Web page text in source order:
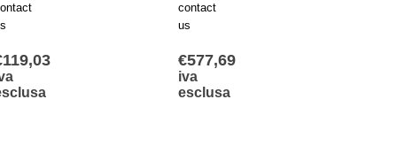
119,03
contact
us
€577,69
iva
esclusa